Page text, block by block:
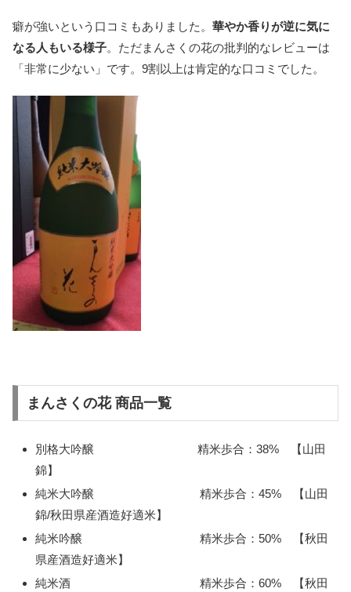
癖が強いという口コミもありました。 華やか香りが逆に気に
なる人もいる様子。ただまんさくの花の批判的なレビューは
「非常に少ない」です。9割以上は肯定的な口コミでした。
まんさくの花 商品一覧
別格大吟醸 精米歩合：38% 【山田
錦】
純米大吟醸 精米歩合：45% 【山田
錦/秋田県産酒造好適米】
純米吟醸 精米歩合：50% 【秋田
県産酒造好適米】
純米酒 精米歩合：60% 【秋田